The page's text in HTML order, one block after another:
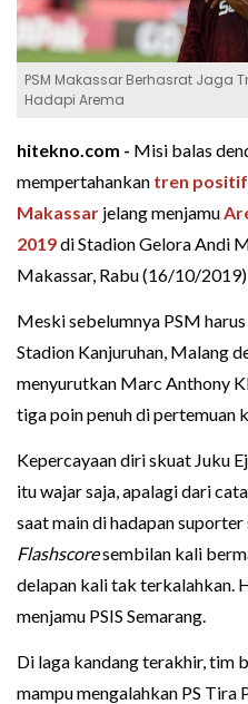
PSM Makassar Berhasrat Jaga
Hadapi Arema
hitekno.com - Misi balas
mempertahankan tren positif
Makassar jelang menjamu
2019di Stadion Gelora Andi
Makassar, Rabu (16/10/
Meski sebelumnya PSM
Stadion Kanjuruhan, Malang
menyurutkan Marc Anthony
tiga poin penuh di pertemuan
Kepercayaan diri skuat Juku
itu wajar saja, apalagi dari
saat main di hadapan
Flashscoresembilan kali
delapan kali tak terkalahkan.
menjamu PSIS Semarang.
Di laga kandang terakhir, tim
mampu mengalahkan PS Tira